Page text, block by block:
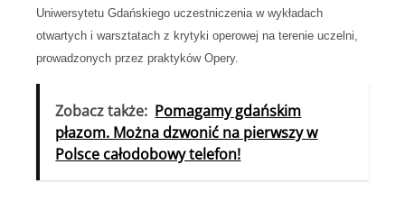
Uniwersytetu Gdańskiego uczestniczenia w wykładach
otwartych i warsztatach z krytyki operowej na terenie uczelni,
prowadzonych przez praktyków Opery.
Zobacz także: Pomagamy gdańskim
płazom. Można dzwonić na pierwszy w
Polsce całodobowy telefon!